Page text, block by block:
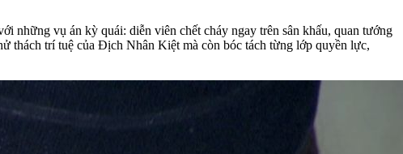
vụ án kỳ quái: diễn viên chết cháy ngay trên sân khấu, quan tướng
thách trí tuệ của Địch Nhân Kiệt mà còn bóc tách từng lớp quyền lực,